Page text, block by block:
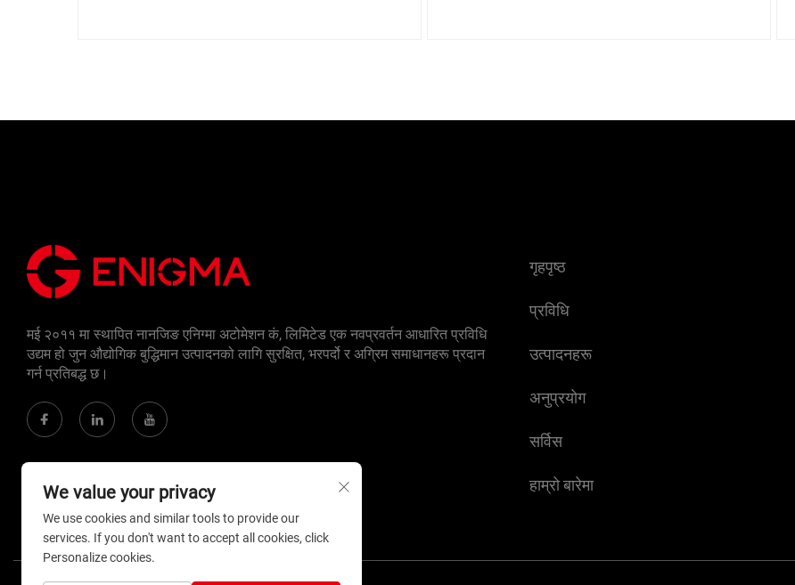
मई २०११ मा स्थापित नानजिङ एनिग्मा अटोमेशन कं, लिमिटेड एक नवप्रवर्तन आधारित प्रविधि
उद्यम हो जुन औद्योगिक बुद्धिमान उत्पादनको लागि सुरक्षित, भरपर्दो र अग्रिम समाधानहरू प्रदान
गर्न प्रतिबद्ध छ।
गृहपृष्ठ
प्रविधि
उत्पादनहरू
अनुप्रयोग
सर्विस
हाम्रो बारेमा
We value your privacy
We use cookies and similar tools to provide our
services. If you don't want to accept all cookies, click
Personalize cookies.